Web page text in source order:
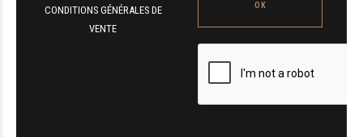
CONDITIONS GÉNÉRALES DE
VENTE